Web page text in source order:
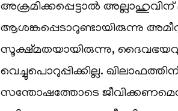
അക്രമിക്കപ്പെട്ടാൽ
ആശങ്കപ്പെടാറുണ്ടായിരുന്നു
സൂക്ഷ്മതയായിരുന്നു,
വെച്ചുപൊറുപ്പിക്കില്ല.
സന്തോഷത്തോടെ